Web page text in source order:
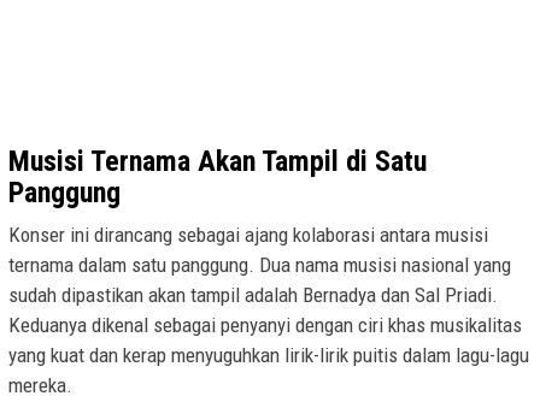
Musisi Ternama Akan Tampil di Satu
Panggung
Konser ini dirancang sebagai ajang kolaborasi antara musisi
ternama dalam satu panggung. Dua nama musisi nasional yang
sudah dipastikan akan tampil adalah Bernadya dan Sal Priadi.
Keduanya dikenal sebagai penyanyi dengan ciri khas musikalitas
yang kuat dan kerap menyuguhkan lirik-lirik puitis dalam lagu-lagu
mereka.